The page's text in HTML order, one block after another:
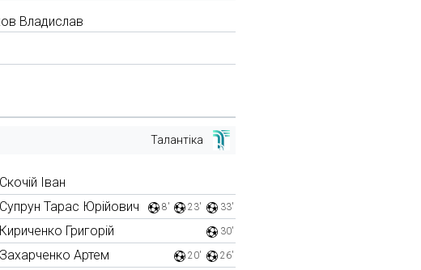
Владислав
Талантіка
Скочій Іван
Супрун Тарас Юрійович 8' 23' 33'
Кириченко Григорій 30'
Захарченко Артем 20' 26'